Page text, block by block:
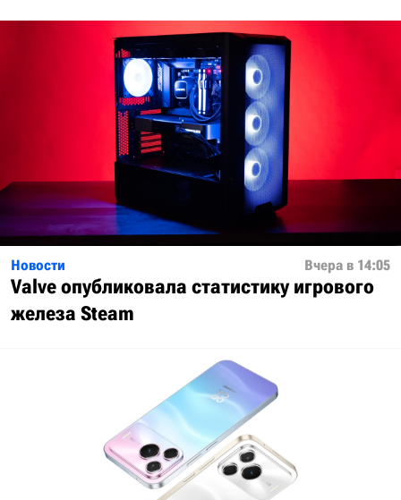
Новости Вчера в 14:05
Valve опубликовала статистику игрового
железа Steam